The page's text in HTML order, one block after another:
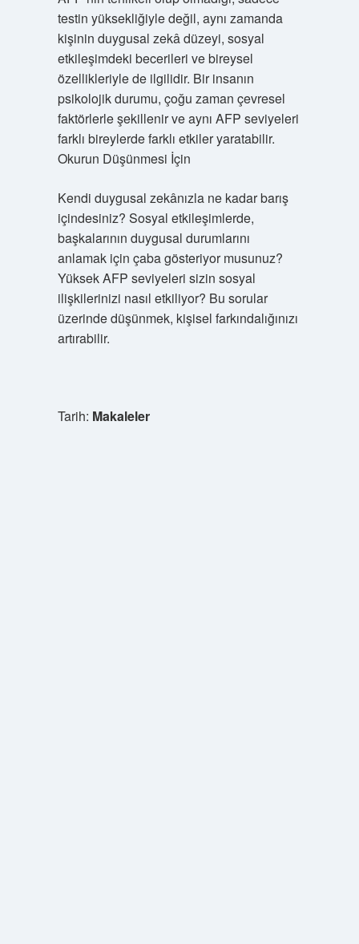
testin yüksekliğiyle değil, aynı zamanda
kişinin duygusal zekâ düzeyi, sosyal
etkileşimdeki becerileri ve bireysel
özellikleriyle de ilgilidir. Bir insanın
psikolojik durumu, çoğu zaman çevresel
faktörlerle şekillenir ve aynı AFP seviyeleri
farklı bireylerde farklı etkiler yaratabilir.
Okurun Düşünmesi İçin
Kendi duygusal zekânızla ne kadar barış
içindesiniz? Sosyal etkileşimlerde,
başkalarının duygusal durumlarını
anlamak için çaba gösteriyor musunuz?
Yüksek AFP seviyeleri sizin sosyal
ilişkilerinizi nasıl etkiliyor? Bu sorular
üzerinde düşünmek, kişisel farkındalığınızı
artırabilir.
Tarih: Makaleler